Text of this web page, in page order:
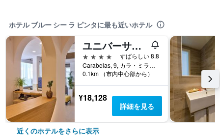
ホテル ブルー シー ラ ピンタに最も近いホテル
ユニバーサル ホテル ビキニ
4つ星
すばらしい 8.8
Carabelas, 9, カラ・ミラー, マヨルカ島, スペイン
0.1km （市内中心部から）
¥18,128
詳細を見る
近くのホテルをさらに表示